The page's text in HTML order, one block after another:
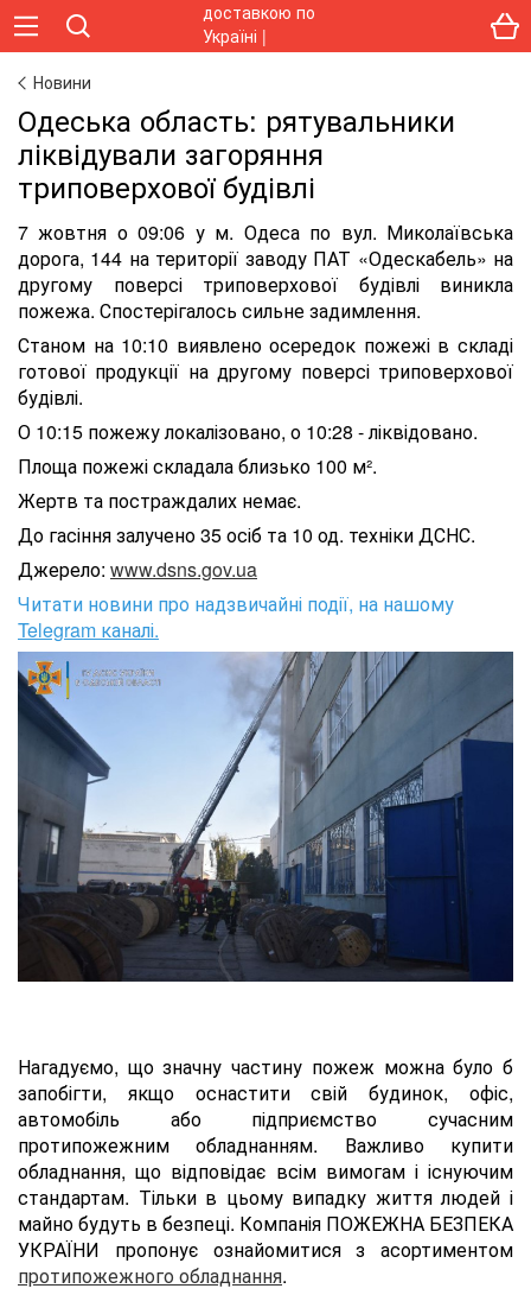
Новини
Одеська область: рятувальники
ліквідували загоряння
триповерхової будівлі
7 жовтня о 09:06 у м. Одеса по вул. Миколаївська
дорога, 144 на території заводу ПАТ «Одескабель» на
другому поверсі триповерхової будівлі виникла
пожежа. Спостерігалось сильне задимлення.
Станом на 10:10 виявлено осередок пожежі в складі
готової продукції на другому поверсі триповерхової
будівлі.
О 10:15 пожежу локалізовано, о 10:28 - ліквідовано.
Площа пожежі складала близько 100 м².
Жертв та постраждалих немає.
До гасіння залучено 35 осіб та 10 од. техніки ДСНС.
Джерело: www.dsns.gov.ua
Читати новини про надзвичайні події, на нашому
Telegram каналі.
Нагадуємо, що значну частину пожеж можна було б
запобігти, якщо оснастити свій будинок, офіс,
автомобіль або підприємство сучасним
протипожежним обладнанням. Важливо купити
обладнання, що відповідає всім вимогам і існуючим
стандартам. Тільки в цьому випадку життя людей і
майно будуть в безпеці. Компанія ПОЖЕЖНА БЕЗПЕКА
УКРАЇНИ пропонує ознайомитися з асортиментом
протипожежного обладнання.